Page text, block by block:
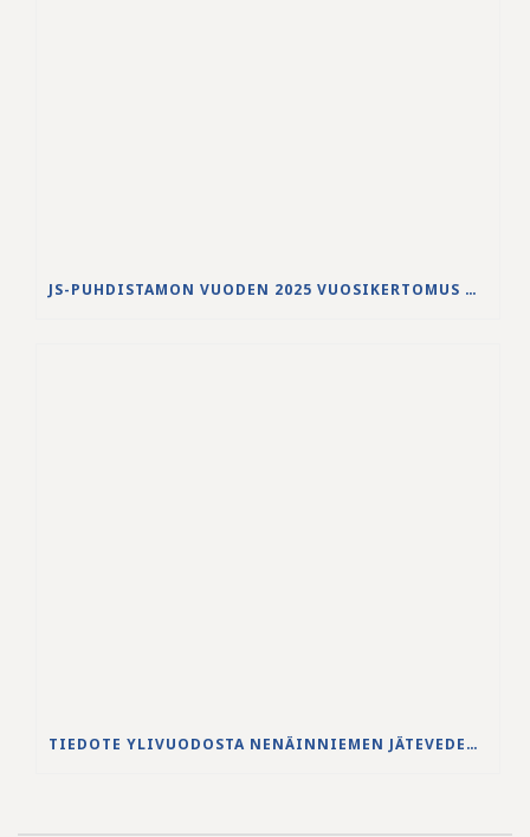
JS-PUHDISTAMON VUODEN 2025 VUOSIKERTOMUS ON JULKAISTU
TIEDOTE YLIVUODOSTA NENÄINNIEMEN JÄTEVEDENPUHDISTAMOLLA